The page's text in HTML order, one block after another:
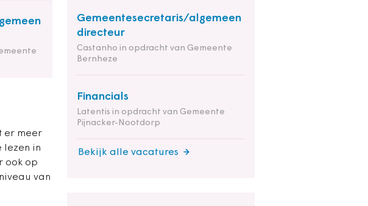
Gemeentesecretaris/algemeen
directeur
Castanho in opdracht van Gemeente
Bernheze
Financials
Latentis in opdracht van Gemeente
Pijnacker-Nootdorp
Bekijk alle vacatures
er meer
lezen in
ook op
van